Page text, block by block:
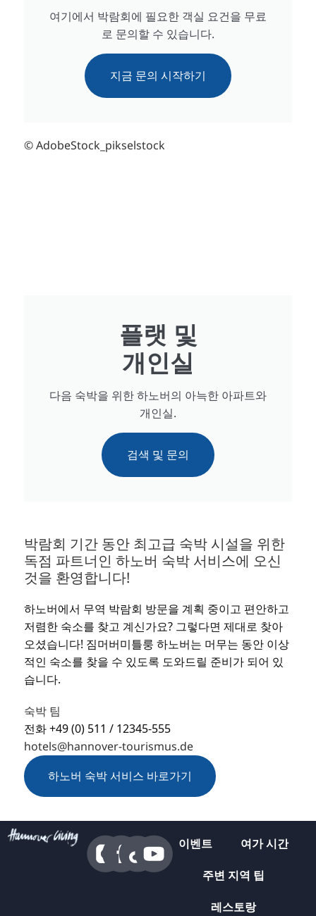
여기에서 박람회에 필요한 객실 요건을 무료
로 문의할 수 있습니다.
지금 문의 시작하기
© AdobeStock_pikselstock
플랫 및
개인실
다음 숙박을 위한 하노버의 아늑한 아파트와
개인실.
검색 및 문의
박람회 기간 동안 최고급 숙박 시설을 위한
독점 파트너인 하노버 숙박 서비스에 오신
것을 환영합니다!
하노버에서 무역 박람회 방문을 계획 중이고 편안하고
저렴한 숙소를 찾고 계신가요? 그렇다면 제대로 찾아
오셨습니다! 짐머버미틀룽 하노버는 머무는 동안 이상
적인 숙소를 찾을 수 있도록 도와드릴 준비가 되어 있
습니다.
숙박 팀
전화 +49 (0) 511 / 12345-555
hotels@hannover-tourismus.de
하노버 숙박 서비스 바로가기
이벤트 여가 시간
주변 지역 팁
레스토랑